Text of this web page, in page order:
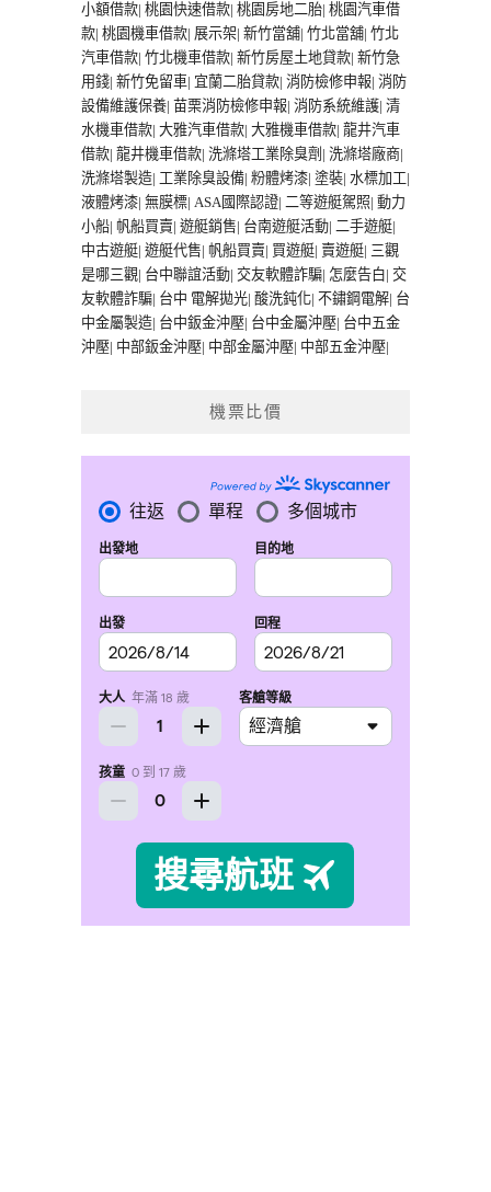
小額借款| 桃園快速借款| 桃園房地二胎| 桃園汽車借
款| 桃園機車借款| 展示架| 新竹當舖| 竹北當舖| 竹北
汽車借款| 竹北機車借款| 新竹房屋土地貸款| 新竹急
用錢| 新竹免留車| 宜蘭二胎貸款| 消防檢修申報| 消防
設備維護保養| 苗栗消防檢修申報| 消防系統維護| 清
水機車借款| 大雅汽車借款| 大雅機車借款| 龍井汽車
借款| 龍井機車借款| 洗滌塔工業除臭劑 | 洗滌塔廠商|
洗滌塔製造| 工業除臭設備| 粉體烤漆| 塗裝| 水標加工|
液體烤漆| 無膜標| ASA國際認證| 二等遊艇駕照| 動力
小船| 帆船買賣| 遊艇銷售| 台南遊艇活動| 二手遊艇|
中古遊艇| 遊艇代售| 帆船買賣| 買遊艇| 賣遊艇| 三觀
是哪三觀| 台中聯誼活動| 交友軟體詐騙| 怎麼告白| 交
友軟體詐騙| 台中 電解拋光| 酸洗鈍化| 不鏽鋼電解| 台
中金屬製造| 台中鈑金沖壓| 台中金屬沖壓| 台中五金
沖壓| 中部鈑金沖壓| 中部金屬沖壓| 中部五金沖壓|
機票比價